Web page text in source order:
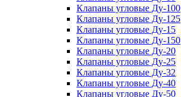
Клапаны угловые Ду-100
Клапаны угловые Ду-125
Клапаны угловые Ду-15
Клапаны угловые Ду-150
Клапаны угловые Ду-20
Клапаны угловые Ду-25
Клапаны угловые Ду-32
Клапаны угловые Ду-40
Клапаны угловые Ду-50